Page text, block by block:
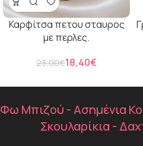
Καρφίτσα πετου σταυρος
με περλες.
23,00€18,40€
Φω Μπιζού - Ασημένια
Σκουλαρίκια -